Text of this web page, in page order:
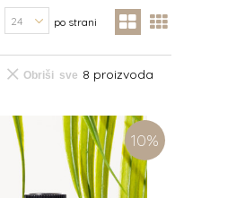
po strani
8 proizvoda
Obriši sve
10%